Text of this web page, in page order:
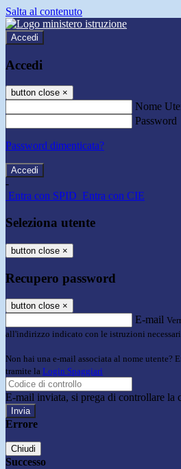
Salta al contenuto
Accedi
Accedi
button close ×
Nome
Password
Password dimenticata?
-
Entra con SPID Entra con CIE
Seleziona utente
button close ×
Recupero password
button close ×
E-mail
all'indirizzo indicato con le istruzioni
Non hai una e-mail associata al nome utente?
tramite la Login Spaggiari
E-mail inviata, si prega di controllare la
Errore
Chiudi
Successo